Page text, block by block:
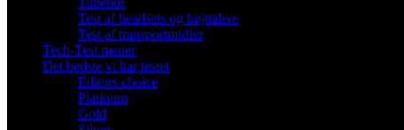
Test af headsets og højttalere
Test af transportmidler
Tech-Test mener
Det bedste vi har testet
Editors choice
Platinum
Gold